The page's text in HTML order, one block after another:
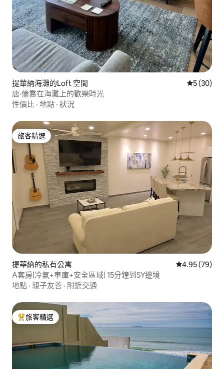
提華納海灘的Loft 空間 從 30 則評
5 (30)
唐·倫喬在海灘上的歡樂時光
性價比 · 地點 · 狀況
旅客精選
旅客精選
提華納的私有公寓 從 79 則評價
4.95 (79)
A套房|冷氣+車庫+安全區域| 15分鐘到SY邊境
地點 · 親子友善 · 附近交通
旅客精選榜首
旅客精選